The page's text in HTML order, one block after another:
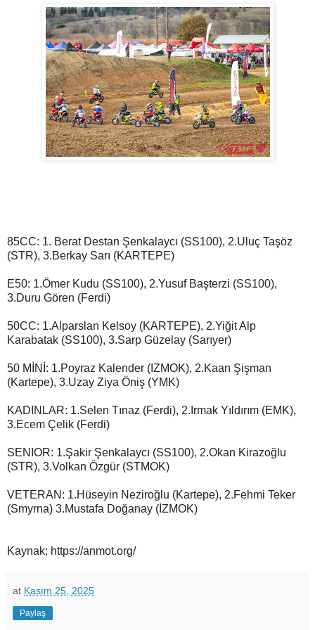
85CC: 1. Berat Destan Şenkalaycı (SS100), 2.Uluç Taşöz
(STR), 3.Berkay Sarı (KARTEPE)
E50: 1.Ömer Kudu (SS100), 2.Yusuf Başterzi (SS100),
3.Duru Gören (Ferdi)
50CC: 1.Alparslan Kelsoy (KARTEPE), 2.Yiğit Alp
Karabatak (SS100), 3.Sarp Güzelay (Sarıyer)
50 MİNİ: 1.Poyraz Kalender (IZMOK), 2.Kaan Şişman
(Kartepe), 3.Uzay Ziya Öniş (YMK)
KADINLAR: 1.Selen Tınaz (Ferdi), 2.Irmak Yıldırım (EMK),
3.Ecem Çelik (Ferdi)
SENIOR: 1.Şakir Şenkalaycı (SS100), 2.Okan Kirazoğlu
(STR), 3.Volkan Özgür (STMOK)
VETERAN: 1.Hüseyin Neziroğlu (Kartepe), 2.Fehmi Teker
(Smyrna) 3.Mustafa Doğanay (İZMOK)
Kaynak; https://anmot.org/
at Kasım 25, 2025
Paylaş